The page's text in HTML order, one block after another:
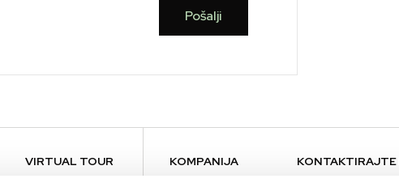
Pošalji
VIRTUAL TOUR KOMPANIJA KONTAKTIRAJTE